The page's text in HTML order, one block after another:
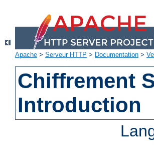
Apache > Serveur HTTP > Documentation >
Chiffrement
Introduction